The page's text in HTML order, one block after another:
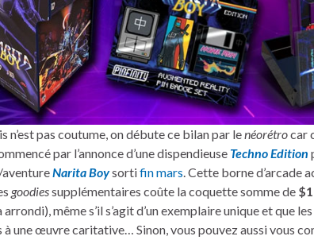
n’est pas coutume, on débute ce bilan par lenéorétrocar
par l’annonce d’une dispendieuse Techno Edition
aventureNarita Boysortifin mars. Cette borne d’arcade
goodiessupplémentaires coûte la coquette somme de
arrondi), même s’il s’agit d’un exemplaire unique et que
à une œuvre caritative… Sinon, vous pouvez aussi vous